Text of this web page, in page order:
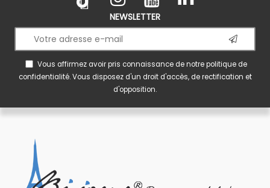
NEWSLETTER
Vous affirmez avoir pris connaissance de notrepolitique de
confidentialité. Vous disposez d'un droit d'accès, de rectification et
d'opposition.